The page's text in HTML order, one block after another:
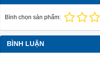
Bóng đèn soi màu TL-D 90
Bình chọn sản phẩm:
BÌNH LUẬN